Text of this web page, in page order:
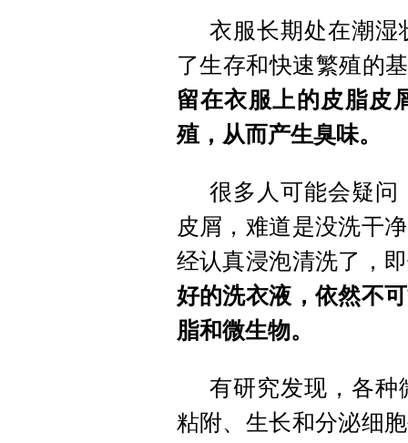
衣服长期处在潮湿
了生存和快速繁殖的
留在衣服上的皮脂皮
殖，从而产生臭味。
很多人可能会疑问
皮屑，难道是没洗干
经认真浸泡清洗了，
好的洗衣液，依然不
脂和微生物。
有研究发现，各种
粘附、生长和分泌细